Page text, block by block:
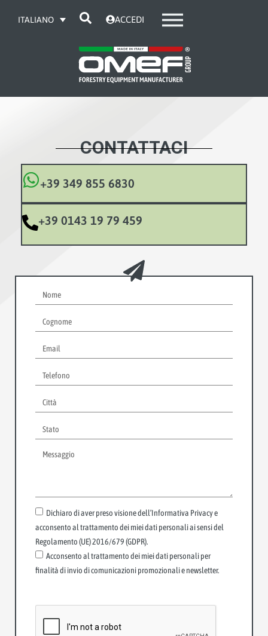
ITALIANO ACCEDI
CONTATTACI
+39 349 855 6830
+39 0143 19 79 459
Dichiaro di aver preso visione dell’Informativa Privacy e
acconsento al trattamento dei miei dati personali ai sensi del
Regolamento (UE) 2016/679 (GDPR).
Acconsento al trattamento dei miei dati personali per
finalità di invio di comunicazioni promozionali e newsletter.